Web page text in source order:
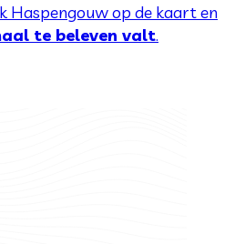
Haspengouw op de kaart en
te beleven valt.